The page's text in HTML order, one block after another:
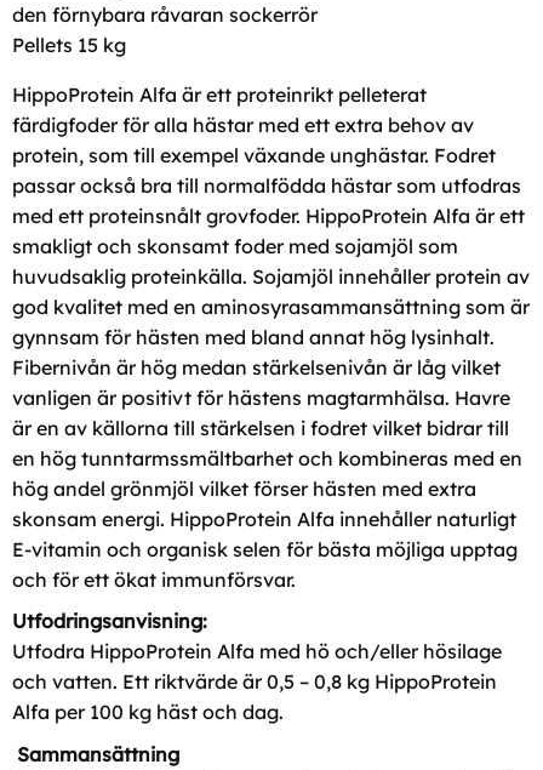
den förnybara råvaran sockerrör
Pellets 15 kg
HippoProtein Alfa är ett proteinrikt pelleterat
färdigfoder för alla hästar med ett extra behov av
protein, som till exempel växande unghästar. Fodret
passar också bra till normalfödda hästar som utfodras
med ett proteinsnålt grovfoder. HippoProtein Alfa är ett
smakligt och skonsamt foder med sojamjöl som
huvudsaklig proteinkälla. Sojamjöl innehåller protein av
god kvalitet med en aminosyrasammansättning som är
gynnsam för hästen med bland annat hög lysinhalt.
Fibernivån är hög medan stärkelsenivån är låg vilket
vanligen är positivt för hästens magtarmhälsa. Havre
är en av källorna till stärkelsen i fodret vilket bidrar till
en hög tunntarmssmältbarhet och kombineras med en
hög andel grönmjöl vilket förser hästen med extra
skonsam energi. HippoProtein Alfa innehåller naturligt
E-vitamin och organisk selen för bästa möjliga upptag
och för ett ökat immunförsvar.
Utfodringsanvisning:
Utfodra HippoProtein Alfa med hö och/eller hösilage
och vatten. Ett riktvärde är 0,5 – 0,8 kg HippoProtein
Alfa per 100 kg häst och dag.
Sammansättning